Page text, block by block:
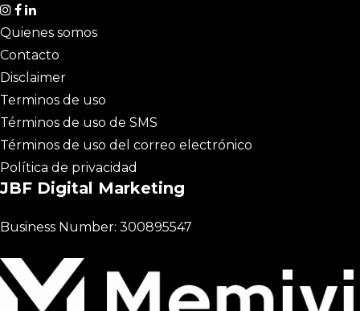
Quienes somos
Contacto
Disclaimer
Terminos de uso
Términos de uso de SMS
Términos de uso del correo electrónico
Política de privacidad
JBF Digital Marketing
Business Number: 300895547